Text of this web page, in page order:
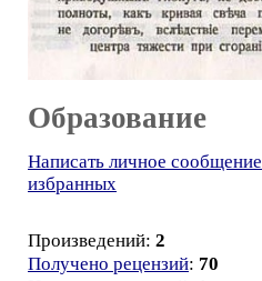
Образование
Написать личное сообщение
избранных
Произведений: 2
Получено рецензий: 70